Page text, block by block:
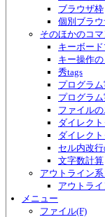
ブラウザ枠
個別ブラ
そのほかのコ
キーボー
キー操作
秀tags
プログラ
プログラ
ファイル
ダイレク
ダイレク
セル内改
文字数計算
アウトライン
アウトラ
メニュー
ファイル(F)